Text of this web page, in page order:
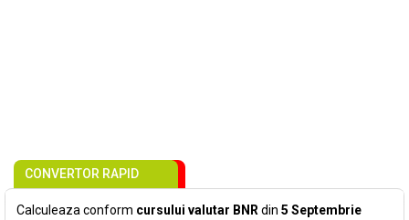
CONVERTOR RAPID
Calculeaza conform cursului valutar BNR din 5 Septembrie